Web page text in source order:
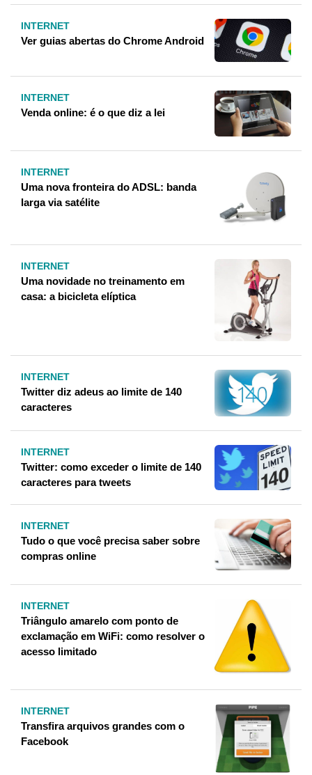
INTERNET
Ver guias abertas do Chrome Android
INTERNET
Venda online: é o que diz a lei
INTERNET
Uma nova fronteira do ADSL: banda
larga via satélite
INTERNET
Uma novidade no treinamento em
casa: a bicicleta elíptica
INTERNET
Twitter diz adeus ao limite de 140
caracteres
INTERNET
Twitter: como exceder o limite de 140
caracteres para tweets
INTERNET
Tudo o que você precisa saber sobre
compras online
INTERNET
Triângulo amarelo com ponto de
exclamação em WiFi: como resolver o
acesso limitado
INTERNET
Transfira arquivos grandes com o
Facebook